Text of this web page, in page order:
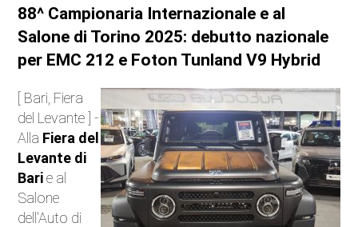
Anteprime
Novità
Auto Elettriche
Ecologia
Saloni dell'auto
88^ Campionaria Internazionale e al
Salone di Torino 2025: debutto nazionale
per EMC 212 e Foton Tunland V9 Hybrid
[ Bari, Fiera
del Levante ] -
Alla Fiera del
Levante di
Barie al
Salone
dell'Auto di